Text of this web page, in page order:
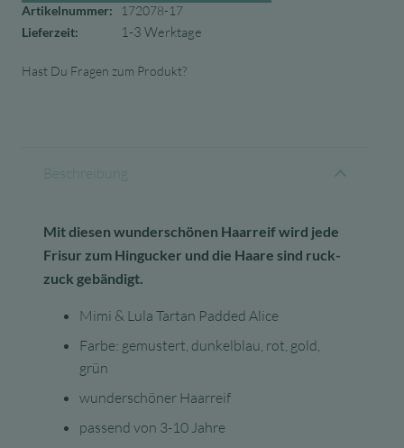
Artikelnummer:
172078-17
Lieferzeit:
1-3 Werktage
Hast Du Fragen zum Produkt?
Beschreibung
Mit diesen wunderschönen Haarreif wird jede
Frisur zum Hingucker und die Haare sind ruck-
zuck gebändigt.
Mimi & Lula Tartan Padded Alice
Farbe: gemustert, dunkelblau, rot, gold,
grün
wunderschöner Haarreif
passend von 3-10 Jahre